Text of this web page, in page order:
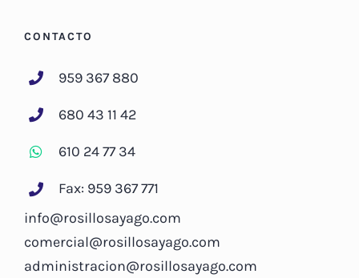
CONTACTO
959 367 880
680 43 11 42
610 24 77 34
Fax: 959 367 771
info@rosillosayago.com
comercial@rosillosayago.com
administracion@rosillosayago.com